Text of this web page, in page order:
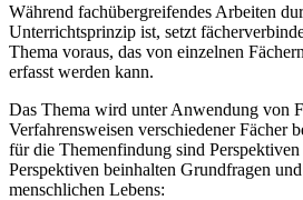
Während fachübergreifendes Arbeiten
Unterrichtsprinzip ist, setzt
Thema voraus, das von einzelnen
erfasst werden kann.
Das Thema wird unter Anwendung von
Verfahrensweisen verschiedener Fächer
für die Themenfindung sind
Perspektiven beinhalten Grundfragen
menschlichen Lebens: